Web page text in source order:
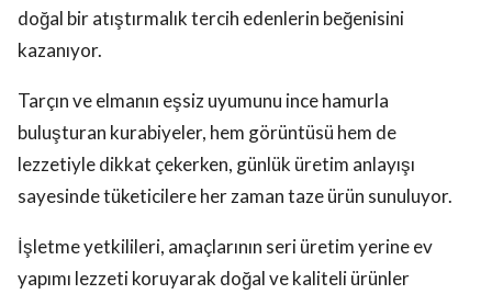
doğal bir atıştırmalık tercih edenlerin beğenisini
kazanıyor.
Tarçın ve elmanın eşsiz uyumunu ince hamurla
buluşturan kurabiyeler, hem görüntüsü hem de
lezzetiyle dikkat çekerken, günlük üretim anlayışı
sayesinde tüketicilere her zaman taze ürün sunuluyor.
İşletme yetkilileri, amaçlarının seri üretim yerine ev
yapımı lezzeti koruyarak doğal ve kaliteli ürünler